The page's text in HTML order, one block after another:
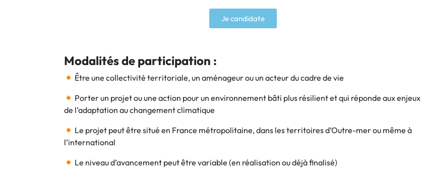
Je candidate
Modalités de participation :
Être une collectivité territoriale, un aménageur ou un acteur du cadre de vie
Porter un projet ou une action pour un environnement bâti plus résilient et qui réponde aux enjeux
de l’adaptation au changement climatique
Le projet peut être situé en France métropolitaine, dans les territoires d’Outre-mer ou même à
l’international
Le niveau d’avancement peut être variable (en réalisation ou déjà finalisé)